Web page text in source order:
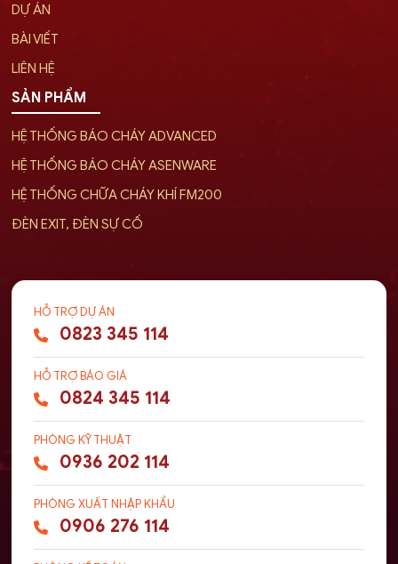
DỰ ÁN
BÀI VIẾT
LIÊN HỆ
SẢN PHẨM
HỆ THỐNG BÁO CHÁY ADVANCED
HỆ THỐNG BÁO CHÁY ASENWARE
HỆ THỐNG CHỮA CHÁY KHÍ FM200
ĐÈN EXIT, ĐÈN SỰ CỐ
HỖ TRỢ DỰ ÁN
0823 345 114
HỖ TRỢ BÁO GIÁ
0824 345 114
PHÒNG KỸ THUẬT
0936 202 114
PHÒNG XUẤT NHẬP KHẨU
0906 276 114